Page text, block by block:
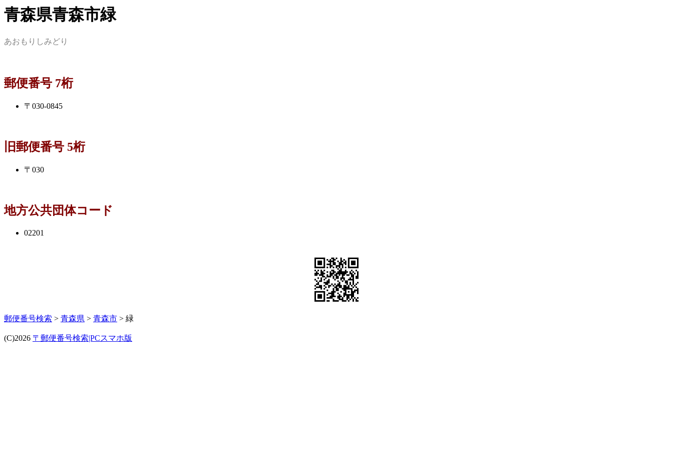
青森県青森市緑
あおもりしみどり
郵便番号 7桁
〒030-0845
旧郵便番号 5桁
〒030
地方公共団体コード
02201
郵便番号検索 > 青森県 > 青森市 > 緑
(C)2026 〒郵便番号検索|PCスマホ版